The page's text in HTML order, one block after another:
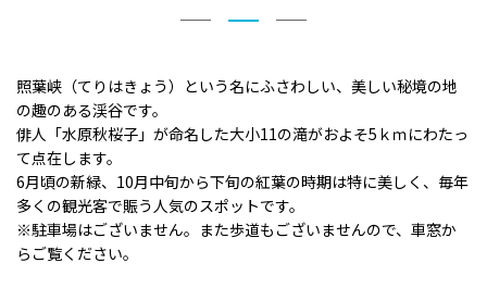
照葉峡（てりはきょう）という名にふさわしい、美しい秘境の地
の趣のある渓谷です。
俳人「水原秋桜子」が命名した大小11の滝がおよそ5ｋｍにわたっ
て点在します。
6月頃の新緑、10月中旬から下旬の紅葉の時期は特に美しく、毎年
多くの観光客で賑う人気のスポットです。
※駐車場はございません。また歩道もございませんので、車窓か
らご覧ください。